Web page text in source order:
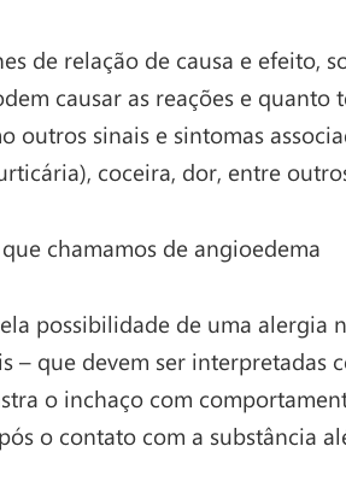
de relação de causa e efeito,
causar as reações e quanto
outros sinais e sintomas
coceira, dor, entre
chamamos de angioedema
possibilidade de uma alergia
– que devem ser interpretadas
o inchaço com
o contato com a substância